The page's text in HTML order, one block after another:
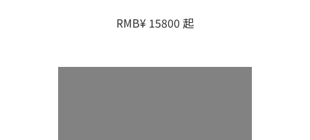
RMB¥ 15800 起